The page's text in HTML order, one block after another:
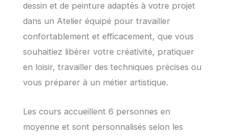
dessin et de peinture adaptés à votre projet
dans un Atelier équipé pour travailler
confortablement et efficacement, que vous
souhaitiez libérer votre créativité, pratiquer
en loisir, travailler des techniques précises ou
vous préparer à un métier artistique.
Les cours accueillent 6 personnes en
moyenne et sont personnalisés selon les